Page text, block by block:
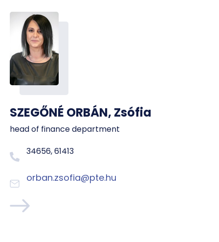
SZEGŐNÉ ORBÁN, Zsófia
head of finance department
34656, 61413
orban.zsofia@pte.hu